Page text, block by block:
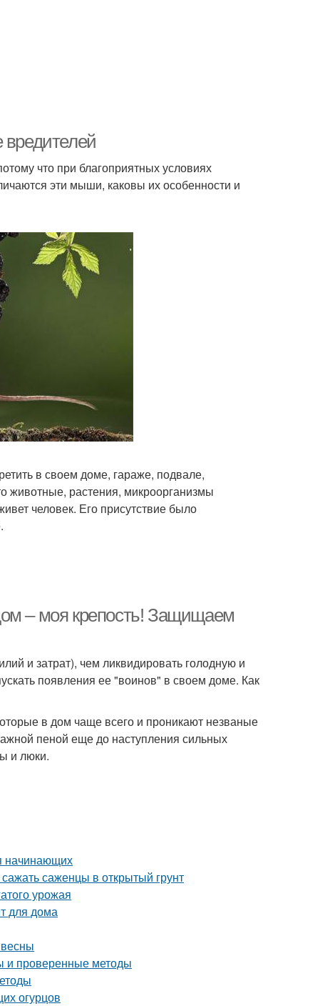
что при благоприятных условиях
эти мыши, каковы их особенности и
в своем доме, гараже, подвале,
животные, растения, микроорганизмы
человек. Его присутствие было
– моя крепость! Защищаем
и затрат), чем ликвидировать голодную и
появления ее "воинов" в своем доме. Как
в дом чаще всего и проникают незваные
пеной еще до наступления сильных
и люки.
начинающих
саженцы в открытый грунт
урожая
для дома
и проверенные методы
огурцов